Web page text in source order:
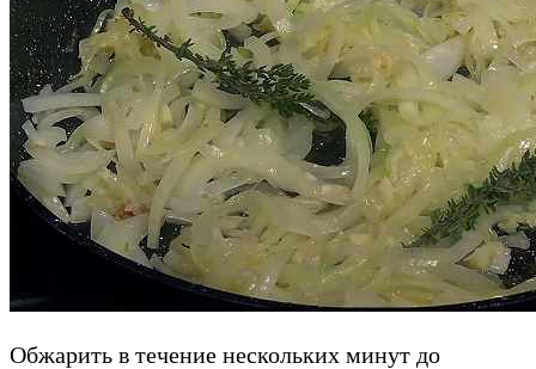
Обжарить в течение нескольких минут до